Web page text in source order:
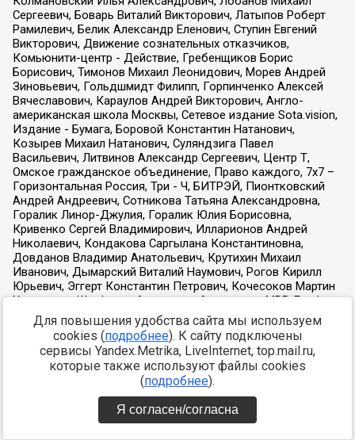
Для повышения удобства сайта мы используем
cookies (подробнее). К сайту подключены
сервисы Yandex.Metrika, LiveInternet, top.mail.ru,
которые также используют файлы cookies
(подробнее).
Я согласен/согласна